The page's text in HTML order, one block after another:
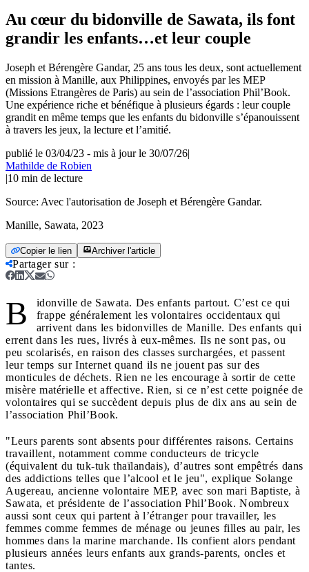
Au cœur du bidonville de Sawata, ils font
grandir les enfants…et leur couple
Joseph et Bérengère Gandar, 25 ans tous les deux, sont actuellement
en mission à Manille, aux Philippines, envoyés par les MEP
(Missions Etrangères de Paris) au sein de l’association Phil’Book.
Une expérience riche et bénéfique à plusieurs égards : leur couple
grandit en même temps que les enfants du bidonville s’épanouissent
à travers les jeux, la lecture et l’amitié.
publié le 03/04/23 - mis à jour le 30/07/26|
Mathilde de Robien
|10 min de lecture
Source: Avec l'autorisation de Joseph et Bérengère Gandar.
Manille, Sawata, 2023
Copier le lien Archiver l'article
Partager sur:
B
idonville de Sawata. Des enfants partout. C’est ce qui
frappe généralement les volontaires occidentaux qui
arrivent dans les bidonvilles de Manille. Des enfants qui
errent dans les rues, livrés à eux-mêmes. Ils ne sont pas, ou
peu scolarisés, en raison des classes surchargées, et passent
leur temps sur Internet quand ils ne jouent pas sur des
monticules de déchets. Rien ne les encourage à sortir de cette
misère matérielle et affective. Rien, si ce n’est cette poignée de
volontaires qui se succèdent depuis plus de dix ans au sein de
l’association Phil’Book.
"Leurs parents sont absents pour différentes raisons. Certains
travaillent, notamment comme conducteurs de tricycle
(équivalent du tuk-tuk thaïlandais), d’autres sont empêtrés dans
des addictions telles que l’alcool et le jeu", explique Solange
Augereau, ancienne volontaire MEP, avec son mari Baptiste, à
Sawata, et présidente de l’association Phil’Book. Nombreux
aussi sont ceux qui partent à l’étranger pour travailler, les
femmes comme femmes de ménage ou jeunes filles au pair, les
hommes dans la marine marchande. Ils confient alors pendant
plusieurs années leurs enfants aux grands-parents, oncles et
tantes.